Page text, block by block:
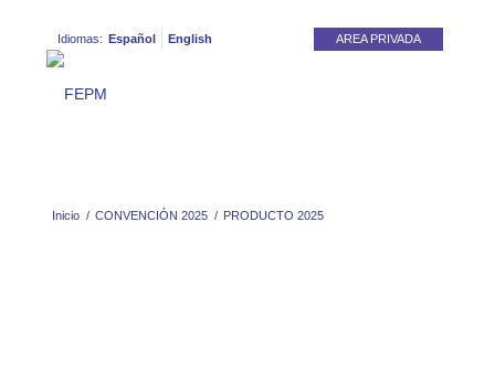
AREA PRIVADA
Idiomas: Español English
Inicio / CONVENCIÓN 2025 / PRODUCTO 2025